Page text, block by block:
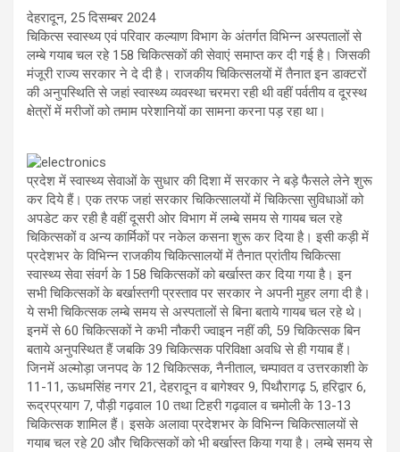
देहरादून, 25 दिसम्बर 2024
चिकित्स स्वास्थ्य एवं परिवार कल्याण विभाग के अंतर्गत विभिन्न अस्पतालों से
लम्बे गयाब चल रहे 158 चिकित्सकों की सेवाएं समाप्त कर दी गई है। जिसकी
मंजूरी राज्य सरकार ने दे दी है। राजकीय चिकित्सलयों में तैनात इन डाक्टरों
की अनुपस्थिति से जहां स्वास्थ्य व्यवस्था चरमरा रही थी वहीं पर्वतीय व दूरस्थ
क्षेत्रों में मरीजों को तमाम परेशानियों का सामना करना पड़ रहा था।
प्रदेश में स्वास्थ्य सेवाओं के सुधार की दिशा में सरकार ने बड़े फैसले लेने शुरू
कर दिये हैं। एक तरफ जहां सरकार चिकित्सालयों में चिकित्सा सुविधाओं को
अपडेट कर रही है वहीं दूसरी ओर विभाग में लम्बे समय से गायब चल रहे
चिकित्सकों व अन्य कार्मिकों पर नकेल कसना शुरू कर दिया है। इसी कड़ी में
प्रदेशभर के विभिन्न राजकीय चिकित्सालयों में तैनात प्रांतीय चिकित्सा
स्वास्थ्य सेवा संवर्ग के 158 चिकित्सकों को बर्खास्त कर दिया गया है। इन
सभी चिकित्सकों के बर्खास्तगी प्रस्ताव पर सरकार ने अपनी मुहर लगा दी है।
ये सभी चिकित्सक लम्बे समय से अस्पतालों से बिना बताये गायब चल रहे थे।
इनमें से 60 चिकित्सकों ने कभी नौकरी ज्वाइन नहीं की, 59 चिकित्सक बिन
बताये अनुपस्थित हैं जबकि 39 चिकित्सक परिविक्षा अवधि से ही गयाब हैं।
जिनमें अल्मोड़ा जनपद के 12 चिकित्सक, नैनीताल, चम्पावत व उत्तरकाशी के
11-11, ऊधमसिंह नगर 21, देहरादून व बागेश्वर 9, पिथौरागढ़ 5, हरिद्वार 6,
रूद्रप्रयाग 7, पौड़ी गढ़वाल 10 तथा टिहरी गढ़वाल व चमोली के 13-13
चिकित्सक शामिल हैं। इसके अलावा प्रदेशभर के विभिन्न चिकित्सालयों से
गयाब चल रहे 20 और चिकित्सकों को भी बर्खास्त किया गया है। लम्बे समय से